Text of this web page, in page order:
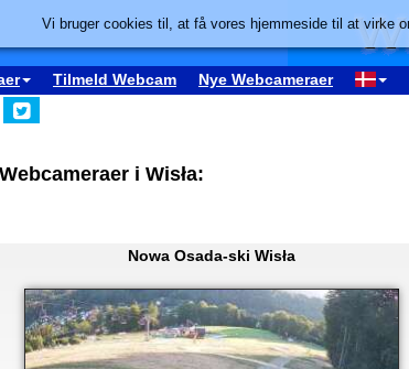
Tilmeld Webcam Nye Webcameraer
i Wisła:
Nowa Osada-ski Wisła
Vi bruger cookies til, at få vores hjemmeside til at virke